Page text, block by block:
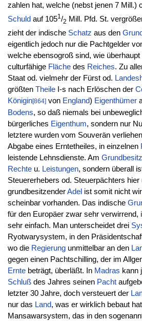
zahlen hat, welche (nebst jenen 7 Mill.)
Schuld auf 1051/2 Mill. Pfd. St.
zieht der indische Schatz aus den
eigentlich jedoch nur die Pachtgelder
welche ebensogroß sind, wie
culturfähige Flächedes Reiches. Zu
Staat od. vielmehr der Fürst od.
größten TheileI-s nach Erlöschen der
Königin[864]von England) Eigenthümer
Bodens, so daß niemals bei
bürgerliches Eigenthum, sondern nur
letztere wurden vom Souverän
Abgabe eines Erntetheiles, in einzelnen
leistende Lehnsdienste. Am Grundbesitz
Rechteu. Leistungen, sondern überall
Steuererhebers od. Steuerpächters
grundbesitzenderAdel ist somit nicht
scheinbar vorhanden. Das indische
für den Europäer zwar sehr verwirrend,
sehr einfach. Man unterscheidet drei
Ryotwarysystem, in den
wo die Regierungunmittelbar an den
gegen einen Pachtschilling, der im
Erntebeträgt, überläßt. In Madras kann
Schlußdes Jahres seinen Pacht
letzter 30 Jahre, doch versteuert der
nur das Land, was er wirklich bebaut
Mansawarsystem, das in den